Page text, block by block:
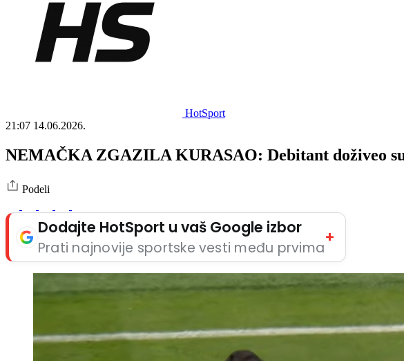
HotSport
21:07 14.06.2026.
NEMAČKA ZGAZILA KURASAO: Debitant doživeo
Podeli
Dodajte HotSport u vaš Google izbor
Prati najnovije sportske vesti među prvima
+